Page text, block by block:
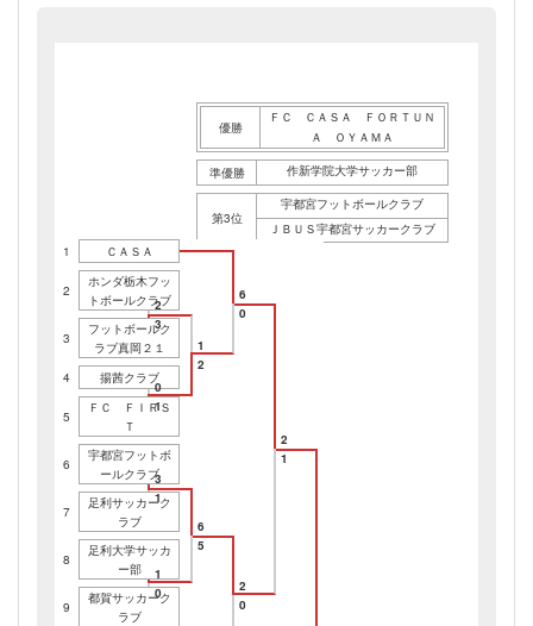
優勝
ＦＣ ＣＡＳＡ ＦＯＲＴＵＮ
Ａ ＯＹＡＭＡ
準優勝 作新学院大学サッカー部
第3位
宇都宮フットボールクラブ
ＪＢＵＳ宇都宮サッカークラブ
1
ＣＡＳＡ
6
2
ホンダ栃木フッ
トボールクラブ
2
3
フットボールク
ラブ真岡２１
3
1
4
揚茜クラブ
0
5
ＦＣ ＦＩＲＳ
Ｔ
1
2
0
2
6
宇都宮フットボ
ールクラブ3
7
足利サッカーク
ラブ
1
6
8
足利大学サッカ
ー部
1
9
都賀サッカーク
ラブ
0
5
2
0
1